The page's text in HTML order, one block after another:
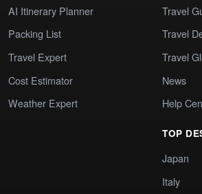
AI Itinerary Planner
Packing List
Travel Expert
Cost Estimator
Weather Expert
Travel
Travel
Travel
News
Help
TOP
Japan
Italy